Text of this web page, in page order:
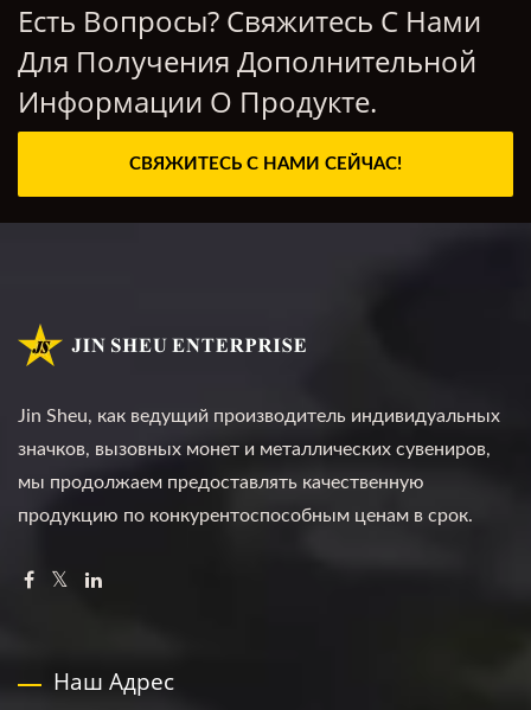
Есть Вопросы? Свяжитесь С Нами
Для Получения Дополнительной
Информации О Продукте.
СВЯЖИТЕСЬ С НАМИ СЕЙЧАС!
Jin Sheu, как ведущий производитель индивидуальных
значков, вызовных монет и металлических сувениров,
мы продолжаем предоставлять качественную
продукцию по конкурентоспособным ценам в срок.
Наш Адрес